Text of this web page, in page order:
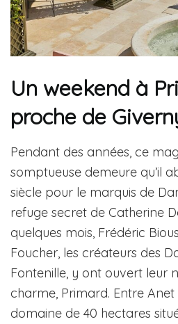
Un weekend à
proche de
Pendant des années, ce
somptueuse demeure qu’il
siècle pour le marquis de
refuge secret de Catherine
quelques mois, Frédéric
Foucher, les créateurs des
Fontenille, y ont ouvert leur
charme, Primard. Entre Anet
domaine de 40 hectares